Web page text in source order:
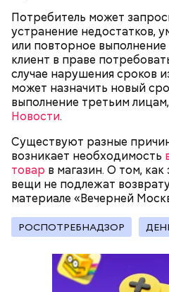
Потребитель может
устранение недостатков,
или повторное
клиент в праве
случае нарушения сроков
может назначить новый
выполнение третьим
Новости.
Существуют разные
возникает необходимость
товар в магазин. О том, как
вещи не подлежат
материале «Вечерней
РОСПОТРЕБНАДЗОР
— Наиболее
салаты, лаваш с творогом и
запеканка. Щавеля там
немного, поэтому никакого
Чем разнообразнее рацион
лучше. Потому что это
возникновения
заверил специалист.